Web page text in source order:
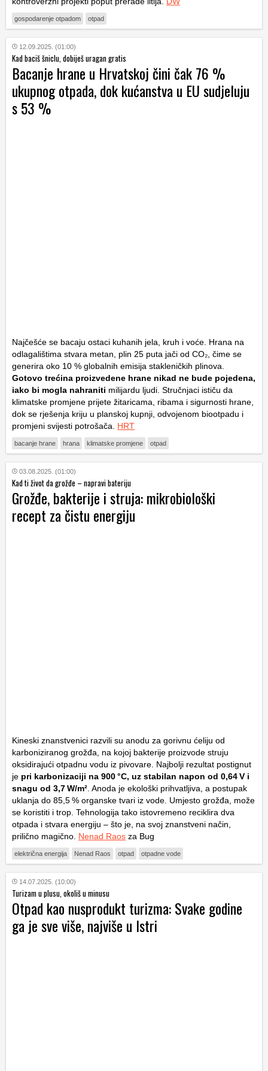
gospodarenje otpadom otpad
12.09.2025. (01:00)
Kad baciš šniclu, dobiješ uragan gratis
Bacanje hrane u Hrvatskoj čini čak 76 %
ukupnog otpada, dok kućanstva u EU sudjeluju
s 53 %
Najčešće se bacaju ostaci kuhanih jela, kruh i voće. Hrana na
odlagalištima stvara metan, plin 25 puta jači od CO₂, čime se
generira oko 10 % globalnih emisija stakleničkih plinova.
Gotovo trećina proizvedene hrane nikad ne bude pojedena,
iako bi mogla nahraniti milijardu ljudi. Stručnjaci ističu da
klimatske promjene prijete žitaricama, ribama i sigurnosti hrane,
dok se rješenja kriju u planskoj kupnji, odvojenom biootpadu i
promjeni svijesti potrošača. HRT
bacanje hrane hrana klimatske promjene otpad
03.08.2025. (01:00)
Kad ti život da grožđe – napravi bateriju
Grožđe, bakterije i struja: mikrobiološki
recept za čistu energiju
Kineski znanstvenici razvili su anodu za gorivnu ćeliju od
karboniziranog grožđa, na kojoj bakterije proizvode struju
oksidirajući otpadnu vodu iz pivovare. Najbolji rezultat postignut
je pri karbonizaciji na 900 °C, uz stabilan napon od 0,64 V i
snagu od 3,7 W/m². Anoda je ekološki prihvatljiva, a postupak
uklanja do 85,5 % organske tvari iz vode. Umjesto grožđa, može
se koristiti i trop. Tehnologija tako istovremeno reciklira dva
otpada i stvara energiju – što je, na svoj znanstveni način,
prilično magično. Nenad Raos za Bug
električna energija Nenad Raos otpad otpadne vode
14.07.2025. (10:00)
Turizam u plusu, okoliš u minusu
Otpad kao nusprodukt turizma: Svake godine
ga je sve više, najviše u Istri